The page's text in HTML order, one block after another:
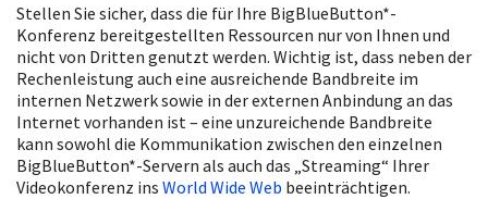
Stellen Sie sicher, dass die für Ihre BigBlueButton*-
Konferenz bereitgestellten Ressourcen nur von Ihnen und
nicht von Dritten genutzt werden. Wichtig ist, dass neben der
Rechenleistung auch eine ausreichende Bandbreite im
internen Netzwerk sowie in der externen Anbindung an das
Internet vorhanden ist – eine unzureichende Bandbreite
kann sowohl die Kommunikation zwischen den einzelnen
BigBlueButton*-Servern als auch das „Streaming“ Ihrer
Videokonferenz ins World Wide Web beeinträchtigen.